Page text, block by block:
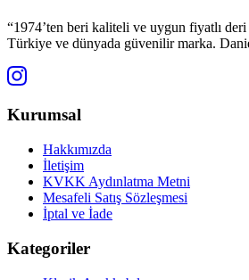
“1974’ten beri kaliteli ve uygun fiyatlı deri
Türkiye ve dünyada güvenilir marka.
Kurumsal
Hakkımızda
İletişim
KVKK Aydınlatma Metni
Mesafeli Satış Sözleşmesi
İptal ve İade
Kategoriler